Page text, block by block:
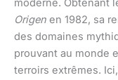
moderne. Obtenant
Origen en 1982, sa
des domaines
prouvant au monde
terroirs extrêmes.